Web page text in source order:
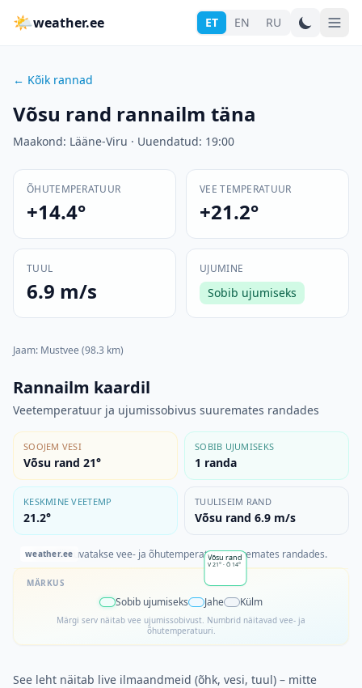
🌤weather.ee ET EN RU
← Kõik rannad
Võsu rand rannailm täna
Maakond: Lääne-Viru · Uuendatud: 19:00
ÕHUTEMPERATUUR
+14.4°
VEE TEMPERATUUR
+21.2°
TUUL
6.9 m/s
UJUMINE
Sobib ujumiseks
Jaam: Mustvee (98.3 km)
Rannailm kaardil
Veetemperatuur ja ujumissobivus suuremates randades
SOOJEM VESI
Võsu rand 21°
SOBIB UJUMISEKS
1 randa
KESKMINE VEETEMP
21.2°
TUULISEIM RAND
Võsu rand 6.9 m/s
Kaardil kuvatakse vee- ja õhutemperatuur suuremates randades.
Võsu rand
V 21° ·Õ 14°
weather.ee
MÄRKUS
Sobib ujumiseks Jahe Külm
Märgi serv näitab vee ujumissobivust. Numbrid näitavad vee- ja
õhutemperatuuri.
See leht näitab live ilmaandmeid (õhk, vesi, tuul) – mitte